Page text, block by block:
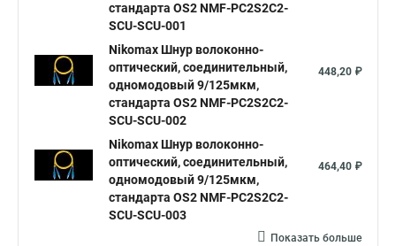
стандарта OS2 NMF-PC2S2C2-
SCU-SCU-001
Nikomax Шнур волоконно-
оптический, соединительный,
одномодовый 9/125мкм,
стандарта OS2 NMF-PC2S2C2-
SCU-SCU-002
448,20 ₽
Nikomax Шнур волоконно-
оптический, соединительный,
одномодовый 9/125мкм,
стандарта OS2 NMF-PC2S2C2-
SCU-SCU-003
464,40 ₽
Показать больше